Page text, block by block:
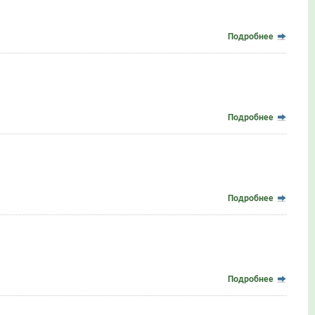
Подробнее
Подробнее
Подробнее
Подробнее